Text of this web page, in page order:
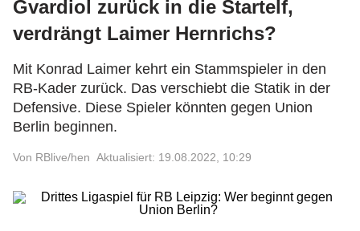
Gvardiol zurück in die Startelf,
verdrängt Laimer Hernrichs?
Mit Konrad Laimer kehrt ein Stammspieler in den
RB-Kader zurück. Das verschiebt die Statik in der
Defensive. Diese Spieler könnten gegen Union
Berlin beginnen.
Von RBlive/hen Aktualisiert: 19.08.2022, 10:29